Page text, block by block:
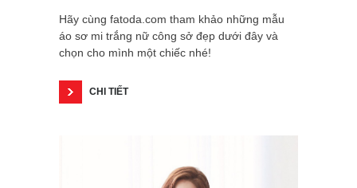
Hãy cùng fatoda.com tham khảo những mẫu
áo sơ mi trắng nữ công sở đẹp dưới đây và
chọn cho mình một chiếc nhé!
CHI TIẾT